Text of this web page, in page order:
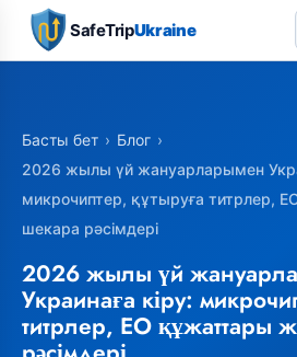
SafeTripUkraine
Басты бет › Блог ›
2026 жылы үй жануарларымен
микрочиптер, құтыруға титрлер,
шекара рәсімдері
2026 жылы үй
Украинаға кіру:
титрлер, ЕО құжаттары